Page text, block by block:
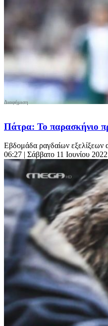
Πάτρα: Το παρασκήνιο
Εβδομάδα ραγδαίων εξελίξεων
06:27 | Σάββατο 11 Ιουνίου 2022